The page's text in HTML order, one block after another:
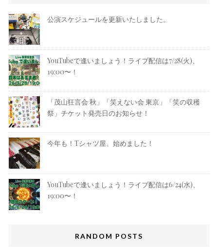
公演スケジュールを更新いたしました。
YouTubeで逢いましょう！ライブ配信は7/28(火)、
19:00〜！
「茂山狂言会 秋」「笑えない会 東京」「笑の収穫
祭」チケット発売日のお知らせ！
今年も！Tシャツ屋、始めました！
YouTubeで逢いましょう！ライブ配信は6/24(水)、
19:00〜！
RANDOM POSTS